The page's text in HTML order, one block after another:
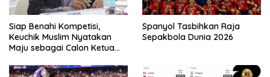
Siap Benahi Kompetisi,
Keuchik Muslim Nyatakan
Maju sebagai Calon Ketua
Spanyol Tasbihkan Raja
Sepakbola Dunia 2026